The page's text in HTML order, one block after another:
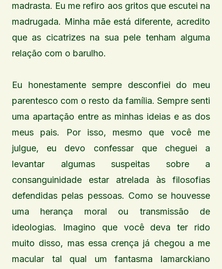
madrasta. Eu me refiro aos gritos que escutei na
madrugada. Minha mãe está diferente, acredito
que as cicatrizes na sua pele tenham alguma
relação com o barulho.
Eu honestamente sempre desconfiei do meu
parentesco com o resto da família. Sempre senti
uma apartação entre as minhas ideias e as dos
meus pais. Por isso, mesmo que você me
julgue, eu devo confessar que cheguei a
levantar algumas suspeitas sobre a
consanguinidade estar atrelada às filosofias
defendidas pelas pessoas. Como se houvesse
uma herança moral ou transmissão de
ideologias. Imagino que você deva ter rido
muito disso, mas essa crença já chegou a me
macular tal qual um fantasma lamarckiano